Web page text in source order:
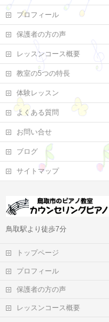
プロフィール
保護者の方の声
レッスンコース概要
教室の5つの特長
体験レッスン
よくある質問
お問い合せ
ブログ
サイトマップ
鳥取駅より徒歩7分
トップページ
プロフィール
保護者の方の声
レッスンコース概要